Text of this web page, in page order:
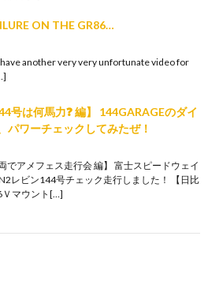
ON THE GR86…
another very very unfortunate video for
号は何馬力❓ 編】 144GARAGEのダイ
パワーチェックしてみたぜ！
でアメフェス走行会 編】 富士スピードウェイ
レビン144号チェック走行しました！ 【日比
Ｖマウント[…]